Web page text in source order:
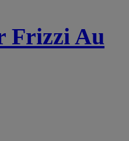
Frizzi Au